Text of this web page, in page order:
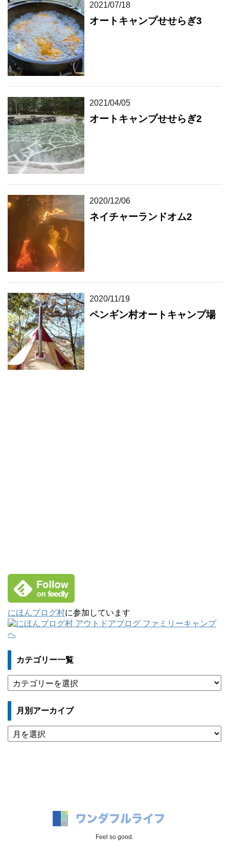
2021/07/18
オートキャンプせせらぎ3
2021/04/05
オートキャンプせせらぎ2
2020/12/06
ネイチャーランドオム2
2020/11/19
ペンギン村オートキャンプ場
にほんブログ村に参加しています
カテゴリー一覧
テ
ゴ
ー
一
覧
月別アーカイブ
月
別
Feel so good.